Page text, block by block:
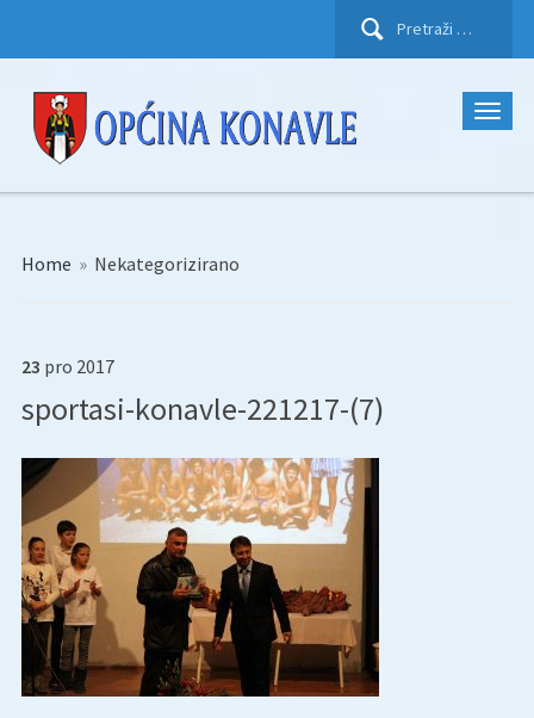
Pretraži:
Home » Nekategorizirano
23 pro 2017
sportasi-konavle-221217-(7)